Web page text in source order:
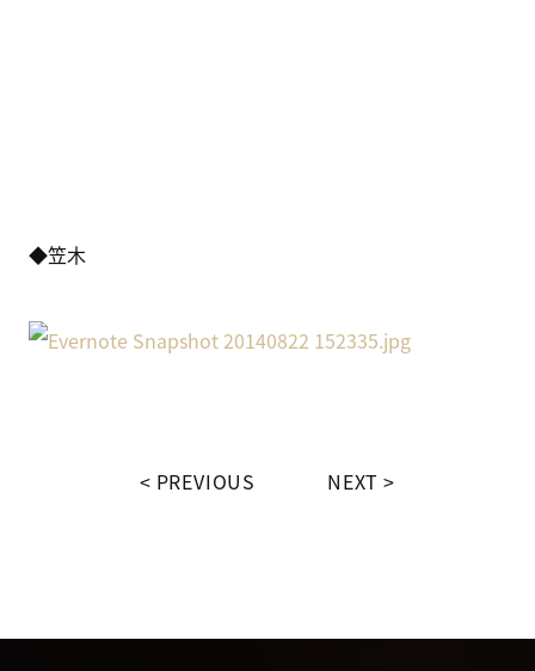
◆笠木
PREVIOUS NEXT